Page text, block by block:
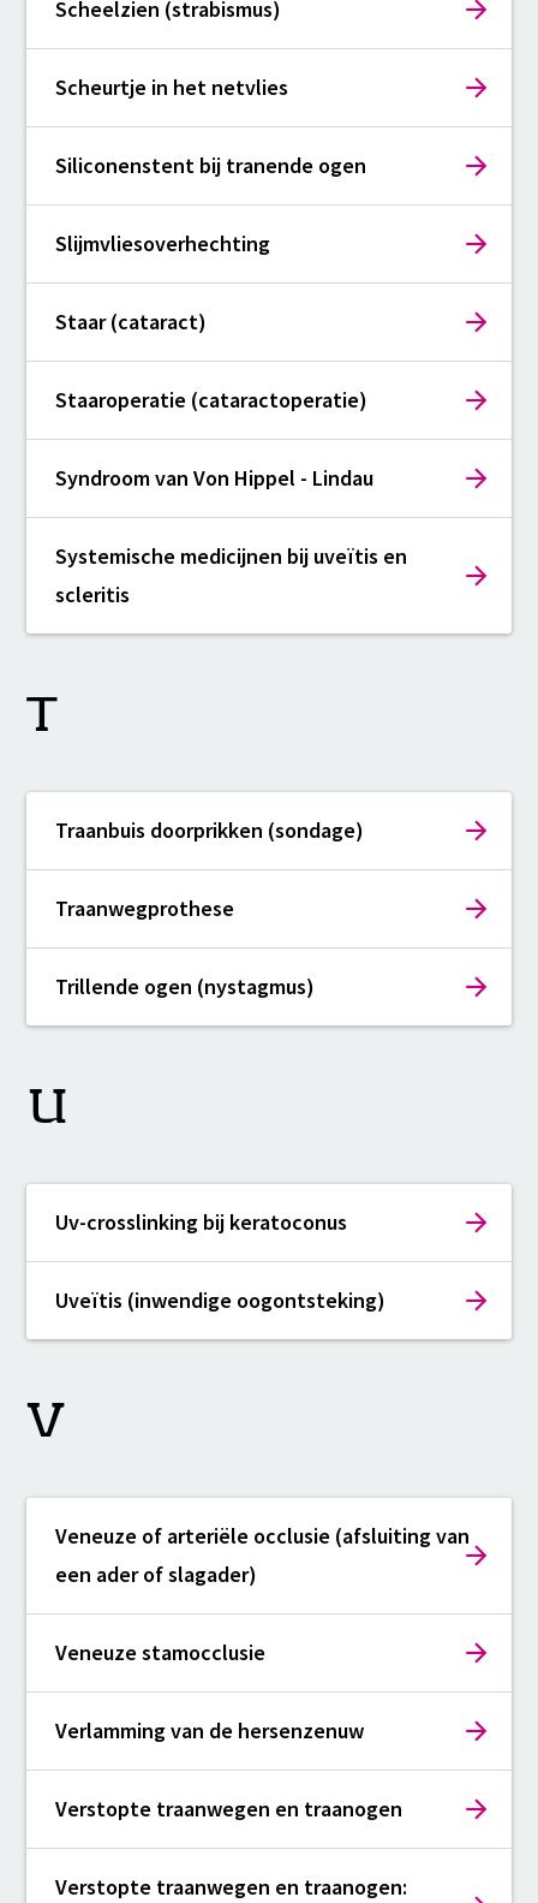
Scheelzien (strabismus)
Scheurtje in het netvlies
Siliconenstent bij tranende ogen
Slijmvliesoverhechting
Staar (cataract)
Staaroperatie (cataractoperatie)
Syndroom van Von Hippel - Lindau
Systemische medicijnen bij uveïtis en
scleritis
T
Traanbuis doorprikken (sondage)
Traanwegprothese
Trillende ogen (nystagmus)
U
Uv-crosslinking bij keratoconus
Uveïtis (inwendige oogontsteking)
V
Veneuze of arteriële occlusie (afsluiting van
een ader of slagader)
Veneuze stamocclusie
Verlamming van de hersenzenuw
Verstopte traanwegen en traanogen
Verstopte traanwegen en traanogen: